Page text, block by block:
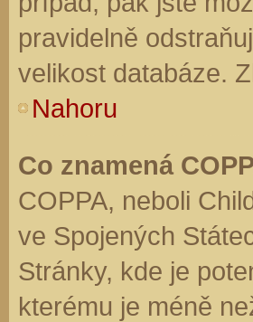
pravidelně
velikost databáze.
Nahoru
Co znamená
COPPA, neboli
ve Spojených
Stránky, kde je
kterému je méně